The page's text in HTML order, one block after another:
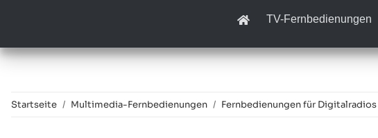
TV-Fernbedienungen
Startseite Multimedia-Fernbedienungen Fernbedienungen für Digitalradios